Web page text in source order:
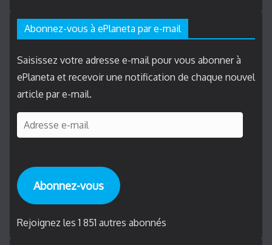
Abonnez-vous à ePlaneta par e-mail
Saisissez votre adresse e-mail pour vous abonner à
ePlaneta et recevoir une notification de chaque nouvel
article par e-mail.
d
e
s
e
Abonnez-vous
Rejoignez les 1 851 autres abonnés